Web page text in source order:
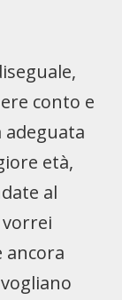
conto e
età,
al
ancora